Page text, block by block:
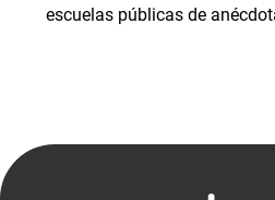
escuelas públicas de